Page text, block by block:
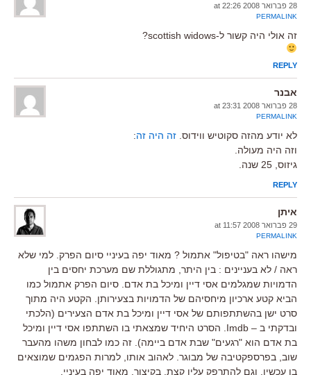
28 פברואר 2008 at 22:26
PERMALINK
זה אולי היה קשור ל-scottish widows?
REPLY
אבנר
28 פברואר 2008 at 23:31
PERMALINK
לא יודע מהזה סקוטיש ווידוס. זה היה זה:
וזה היה מעולה.
גיזוס, 25 שנה.
REPLY
איתן
29 פברואר 2008 at 11:57
PERMALINK
מישהו ראה "בטיפול" אתמול ? מאוד יפה בעיניי סיום הפרק. למי שלא
ראה / לא בעניינים : בין היתר, מתגוללת שם מערכת יחסים בין
הדמויות שמגלמים אסי דיין ומיכל בת אדם. סיום הפרק אתמול כמו
הביא קטע ארכיון מיחסיהם של הדמויות בצעירותן. הקטע היה מתוך
סרט ישן בהשתתפותם של אסי דיין ומיכל בת אדם הצעירים (הלכתי
ובדקתי ב – Imdb. הסרט היחיד שמצאתי בו השתתפו אסי דיין ומיכל
בת אדם הוא "רגעים" שבת אדם ביימה). זה כמו לבחון משהו מהעבר
שוב, בפרספקטיבה של מבוגר. לאהוב אותו, למרות הפגמים שמוצאים
בו עכשיו, וגם להתרפק עליו קצת. בקיצור, מאוד יפה בעיניי.